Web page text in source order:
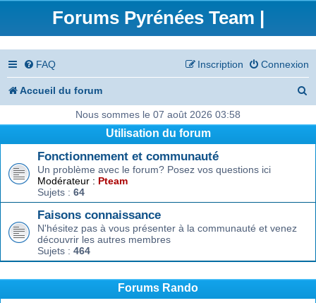
Forums Pyrénées Team |
FAQ Connexion
Inscription
Accueil du forum
e
Nous sommes le 07 août 2026 03:58
Utilisation du forum
Fonctionnement et communauté
Un problème avec le forum? Posez vos questions ici
Modérateur : Pteam
Sujets : 64
Faisons connaissance
N'hésitez pas à vous présenter à la communauté et venez
découvrir les autres membres
Sujets : 464
Forums Rando